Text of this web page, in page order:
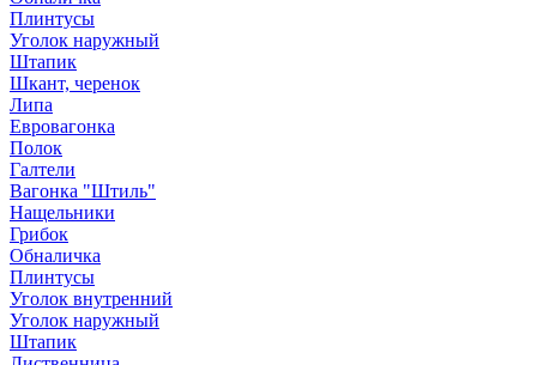
Плинтусы
Уголок наружный
Штапик
Шкант, черенок
Липа
Евровагонка
Полок
Галтели
Вагонка "Штиль"
Нащельники
Грибок
Обналичка
Плинтусы
Уголок внутренний
Уголок наружный
Штапик